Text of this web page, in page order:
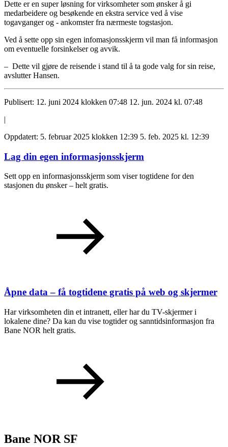
Dette er en super løsning for virksomheter som ønsker å gi
medarbeidere og besøkende en ekstra service ved å vise
togavganger og - ankomster fra nærmeste togstasjon.
Ved å sette opp sin egen infomasjonsskjerm vil man få informasjon
om eventuelle forsinkelser og avvik.
– Dette vil gjøre de reisende i stand til å ta gode valg for sin reise,
avslutter Hansen.
Publisert: 12. juni 2024 klokken 07:48 12. jun. 2024 kl. 07:48
|
Oppdatert: 5. februar 2025 klokken 12:39 5. feb. 2025 kl. 12:39
Lag din egen informasjonsskjerm
Sett opp en informasjonsskjerm som viser togtidene for den
stasjonen du ønsker – helt gratis.
Åpne data – få togtidene gratis på web og skjermer
Har virksomheten din et intranett, eller har du TV-skjermer i
lokalene dine? Da kan du vise togtider og sanntidsinformasjon fra
Bane NOR helt gratis.
Bane NOR SF